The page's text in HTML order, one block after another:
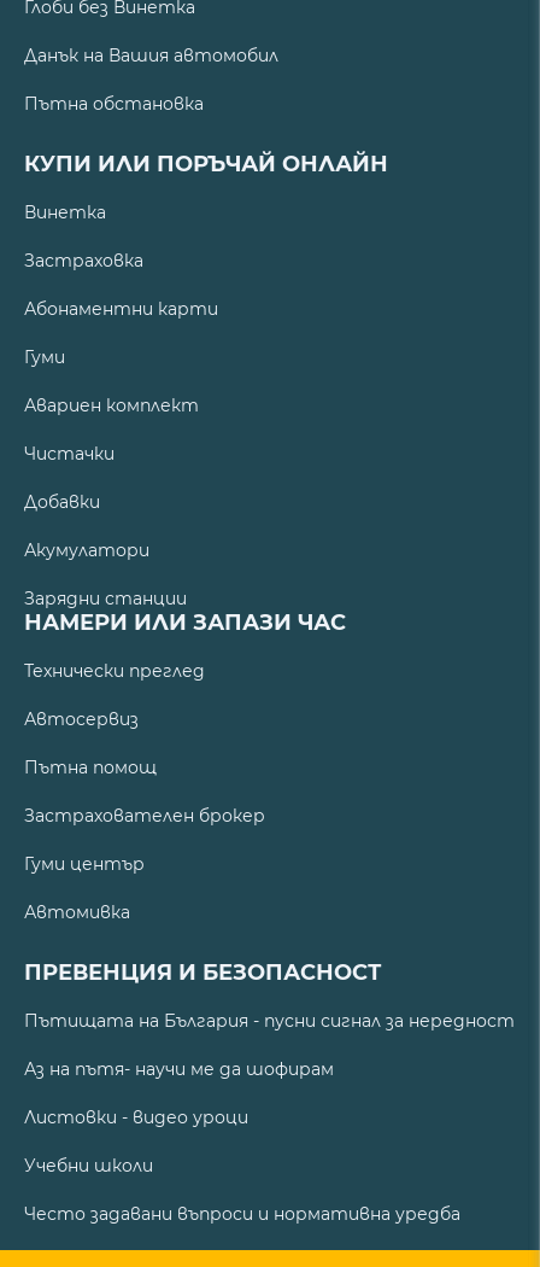
Глоби без Винетка
Данък на Вашия автомобил
Пътна обстановка
КУПИ ИЛИ ПОРЪЧАЙ ОНЛАЙН
Винетка
Застраховка
Абонаментни карти
Гуми
Авариен комплект
Чистачки
Добавки
Акумулатори
Зарядни станции
НАМЕРИ ИЛИ ЗАПАЗИ ЧАС
Технически преглед
Автосервиз
Пътна помощ
Застрахователен брокер
Гуми център
Автомивка
ПРЕВЕНЦИЯ И БЕЗОПАСНОСТ
Пътищата на България - пусни сигнал за нередност
Аз на пътя- научи ме да шофирам
Листовки - видео уроци
Учебни школи
Често задавани въпроси и нормативна уредба